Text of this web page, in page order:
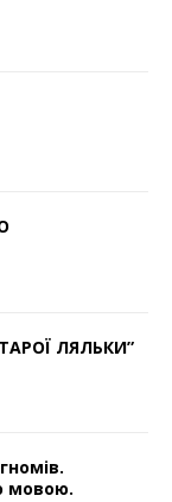
ЛЯЛЬКИ”
мовою.